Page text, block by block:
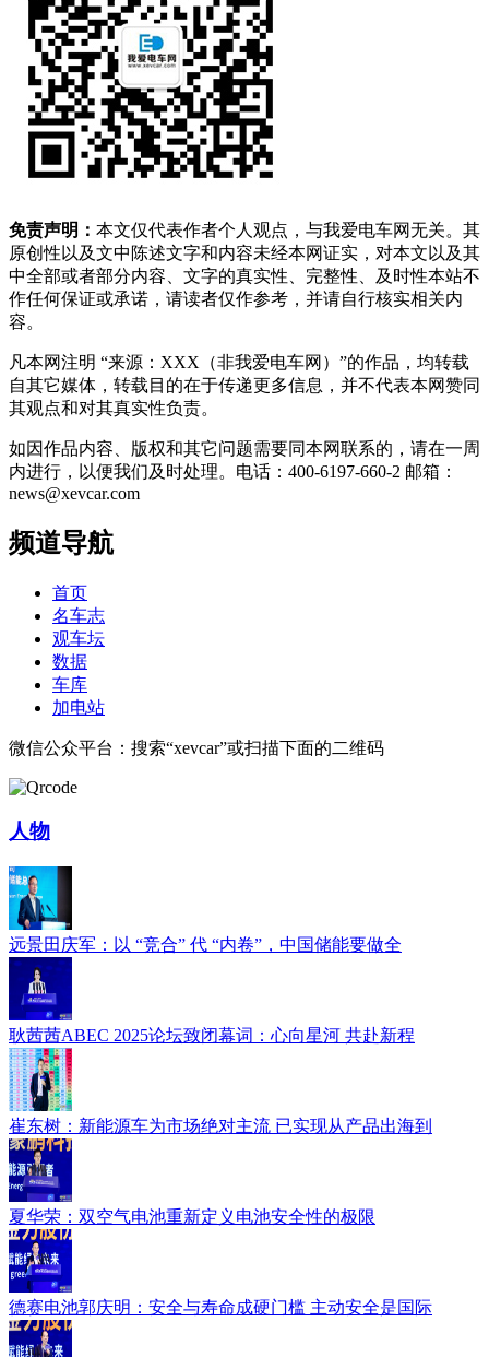
免责声明： 本文仅代表作者个人观点，与我爱电车网无关。其
原创性以及文中陈述文字和内容未经本网证实，对本文以及其
中全部或者部分内容、文字的真实性、完整性、及时性本站不
作任何保证或承诺，请读者仅作参考，并请自行核实相关内
容。
凡本网注明 “来源：XXX（非我爱电车网）”的作品，均转载
自其它媒体，转载目的在于传递更多信息，并不代表本网赞同
其观点和对其真实性负责。
如因作品内容、版权和其它问题需要同本网联系的，请在一周
内进行，以便我们及时处理。电话：400-6197-660-2 邮箱：
news@xevcar.com
频道导航
首页
名车志
观车坛
数据
车库
加电站
微信公众平台：搜索“xevcar”或扫描下面的二维码
人物
远景田庆军：以 “竞合” 代 “内卷”，中国储能要做全
耿茜茜ABEC 2025论坛致闭幕词：心向星河 共赴新程
崔东树：新能源车为市场绝对主流 已实现从产品出海到
夏华荣：双空气电池重新定义电池安全性的极限
德赛电池郭庆明：安全与寿命成硬门槛 主动安全是国际